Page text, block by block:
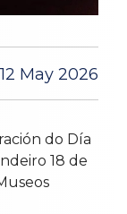
12 May 2026
do Día
18 de